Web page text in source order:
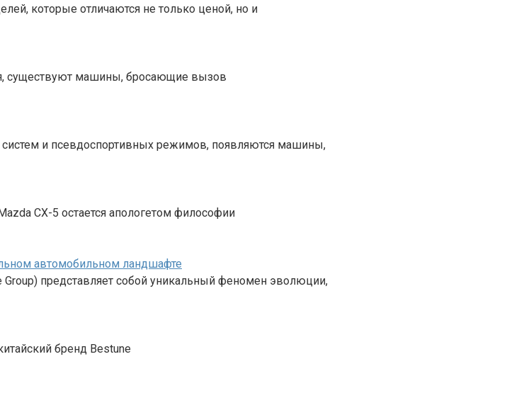
которые отличаются не только ценой, но и
существуют машины, бросающие вызов
и псевдоспортивных режимов, появляются машины,
CX-5 остается апологетом философии
автомобильном ландшафте
представляет собой уникальный феномен эволюции,
бренд Bestune